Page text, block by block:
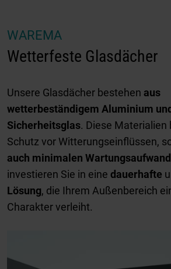
WAREMA
Wetterfeste Glasdächer
Unsere Glasdächer bestehen aus
wetterbeständigem Aluminium
Sicherheitsglas. Diese Materialien
Schutz vor Witterungseinflüssen,
auch minimalen Wartungsaufwand
investieren Sie in eine dauerhafte
Lösung, die Ihrem Außenbereich
Charakter verleiht.